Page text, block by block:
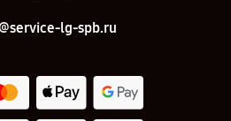
lg-spb.ru